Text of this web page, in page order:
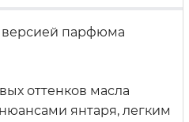
парфюма
оттенков масла
янтаря, легким